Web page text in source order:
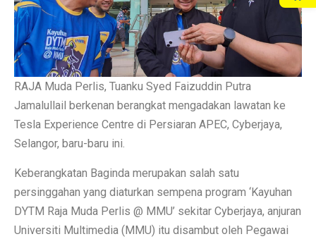
RAJA Muda Perlis, Tuanku Syed Faizuddin Putra
Jamalullail berkenan berangkat mengadakan lawatan ke
Tesla Experience Centre di Persiaran APEC, Cyberjaya,
Selangor, baru-baru ini.
Keberangkatan Baginda merupakan salah satu
persinggahan yang diaturkan sempena program ‘Kayuhan
DYTM Raja Muda Perlis @ MMU’ sekitar Cyberjaya, anjuran
Universiti Multimedia (MMU) itu disambut oleh Pegawai